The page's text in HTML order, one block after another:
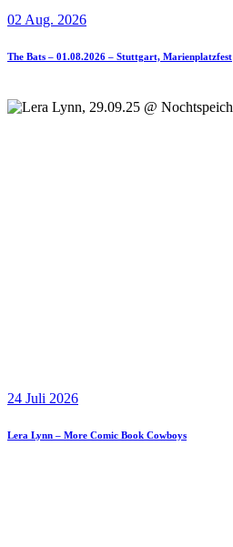
02 Aug. 2026
The Bats – 01.08.2026 – Stuttgart, Marienplatzfest
24 Juli 2026
Lera Lynn – More Comic Book Cowboys